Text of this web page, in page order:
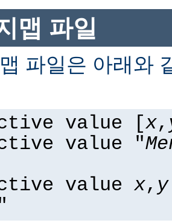
맵 파일
파일은 아래와
value [x,
value "
value x, y